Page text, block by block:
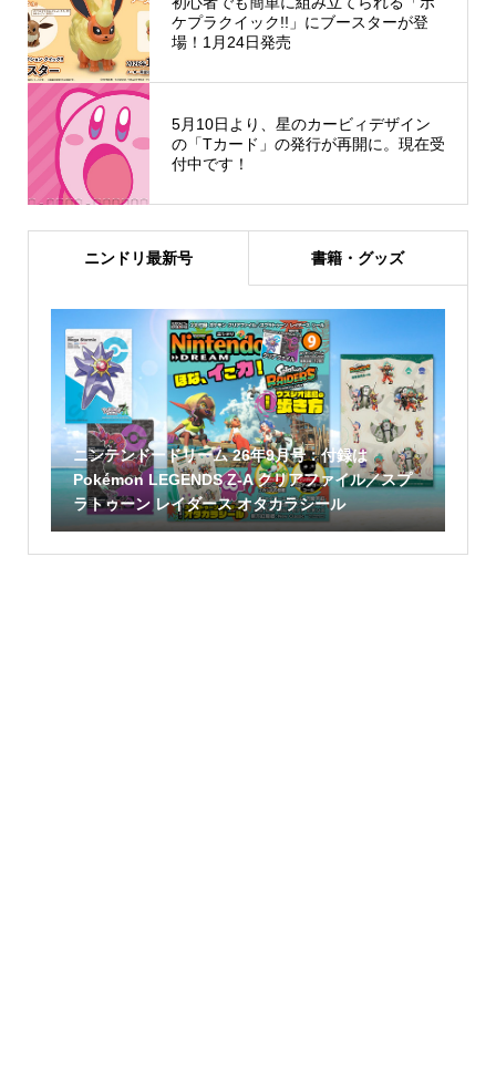
ケプラクイック!!」にブースターが登
場！1月24日発売
5月10日より、星のカービィデザイン
の「Tカード」の発行が再開に。現在受
付中です！
ニンドリ最新号 書籍・グッズ
ニンテンドードリーム 26年9月号：付録は
Pokémon LEGENDS Z-A クリアファイル／スプ
ラトゥーン レイダース オタカラシール